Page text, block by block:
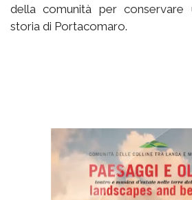
della comunità per
storia di Portacomaro.